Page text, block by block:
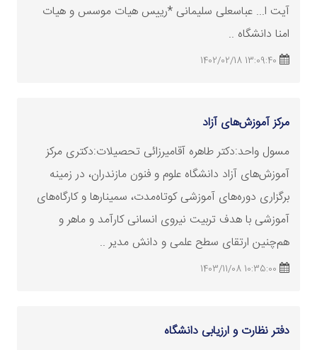
آیت ا... عباسعلی سلیمانی *رییس هیات موسس و هیات
امنا دانشگاه ..
13:09:40 1402/02/18
مرکز آموزش‌های آزاد
مسول واحد:دکتر طاهره آقامیرزائی تحصیلات:دکتری مرکز
آموزش‌های آزاد دانشگاه علوم و فنون مازندران، در زمینه
برگزاری دوره‌های آموزشی کوتاه‌مدت، سمینارها و کارگاه‌های
آموزشی با هدف تربیت نیروی انسانی کارآمد و ماهر و
هم‌چنین ارتقای سطح علمی و دانش مدیر ..
10:35:00 1403/11/08
دفتر نظارت و ارزیابی دانشگاه